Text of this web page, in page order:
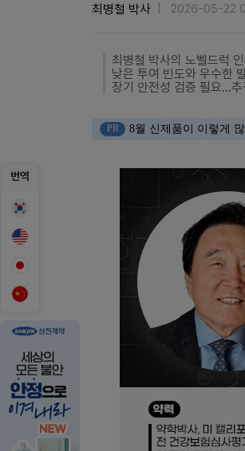
번역
최병철 박사 2026-05-22
최병철 박사의 노벨드럭
낮은 투여 빈도와 우수한
장기 안전성 검증 필요...
PR 8월 신제품이 이렇게 많